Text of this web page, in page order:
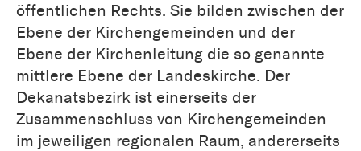
öffentlichen Rechts. Sie bilden zwischen der
Ebene der Kirchengemeinden und der
Ebene der Kirchenleitung die so genannte
mittlere Ebene der Landeskirche. Der
Dekanatsbezirk ist einerseits der
Zusammenschluss von Kirchengemeinden
im jeweiligen regionalen Raum, andererseits